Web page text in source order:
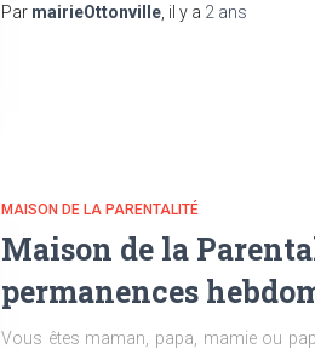
Par mairieOttonville , il y a 2 ans
MAISON DE LA PARENTALITÉ
Maison de la
permanences
Vous êtes maman, papa, mamie ou